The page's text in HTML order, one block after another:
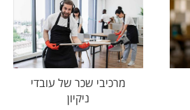
מרכיבי שכר של עובדי
ניקיון